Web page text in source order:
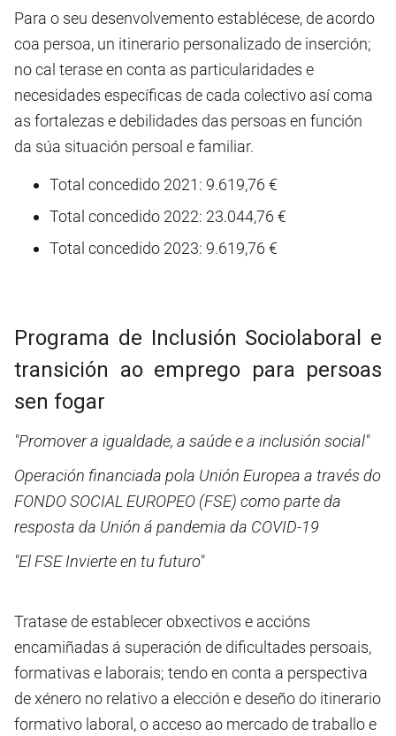
Para o seu desenvolvemento establécese, de acordo
coa persoa, un itinerario personalizado de inserción;
no cal terase en conta as particularidades e
necesidades específicas de cada colectivo así coma
as fortalezas e debilidades das persoas en función
da súa situación persoal e familiar.
Total concedido 2021: 9.619,76 €
Total concedido 2022: 23.044,76 €
Total concedido 2023: 9.619,76 €
Programa de Inclusión Sociolaboral e
transición ao emprego para persoas
sen fogar
"Promover a igualdade, a saúde e a inclusión social"
Operación financiada pola Unión Europea a través do
FONDO SOCIAL EUROPEO (FSE) como parte da
resposta da Unión á pandemia da COVID-19
"El FSE Invierte en tu futuro"
Tratase de establecer obxectivos e accións
encamiñadas á superación de dificultades persoais,
formativas e laborais; tendo en conta a perspectiva
de xénero no relativo a elección e deseño do itinerario
formativo laboral, o acceso ao mercado de traballo e